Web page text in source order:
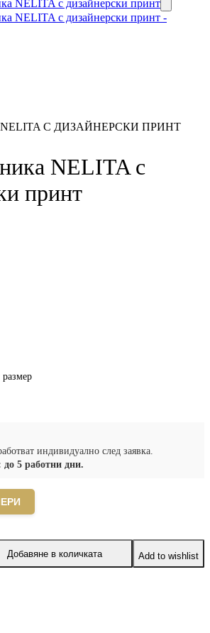
С ДИЗАЙНЕРСКИ ПРИНТ
NELITA с
принт
индивидуално след заявка.
5 работни дни.
Добавяне в количката
Add to wishlist